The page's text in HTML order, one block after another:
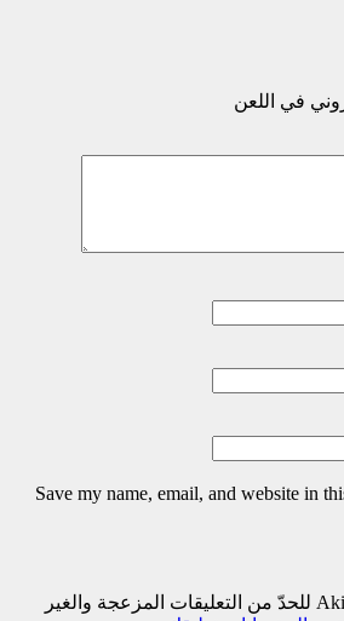
في اللعن
Save my name, email, and website in
هذا الموقع يستخدم Akismet للحدّ من التعليقات المزعجة والغير